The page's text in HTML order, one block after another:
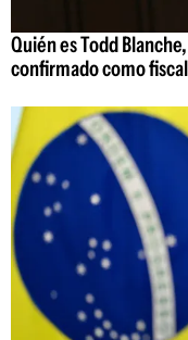
Quién es Todd
confirmado como fiscal